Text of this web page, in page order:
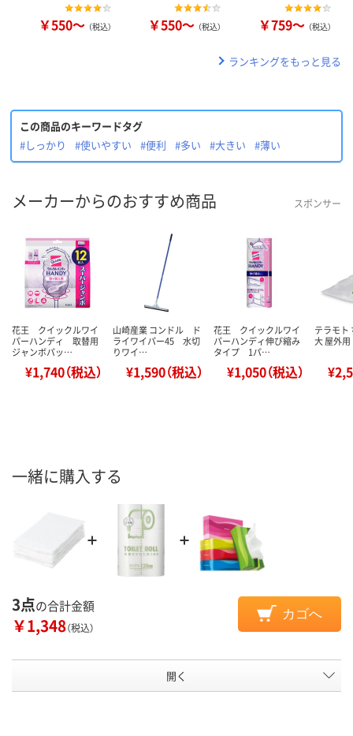
￥550～ （税込） ￥550～ （税込） ￥759～ （税込）
ランキングをもっと見る
この商品のキーワードタグ
#しっかり
#使いやすい #便利 #多い #大きい #薄い
メーカーからのおすすめ商品 スポンサー
花王 クイックルワイ
パーハンディ 取替用
ジャンボパッ…
¥1,740（税込）
山崎産業 コンドル ド
ライワイパー45 水切
りワイ…
¥1,590（税込）
花王 クイックルワイ
パーハンディ伸び縮み
タイプ 1パ…
¥1,050（税込）
テラモト
大 屋外
一緒に購入する
3点の合計金額
￥1,348（税込）
カゴへ
開く